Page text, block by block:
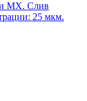
MX. Слив
25 мкм.